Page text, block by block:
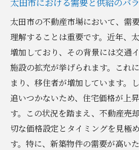
太田市の不動産市場において、需
理解することは重要です。近年、
増加しており、その背景には交通
施設の拡充が挙げられます。これ
まり、移住者が増加しています。
追いつかないため、住宅価格が上
す。この状況を踏まえ、不動産売
切な価格設定とタイミングを見極
す。特に、新築物件の需要が高い